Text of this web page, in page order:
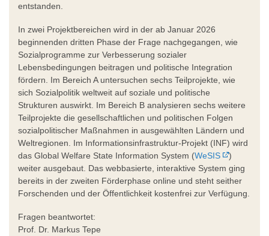
entstanden.
In zwei Projektbereichen wird in der ab Januar 2026
beginnenden dritten Phase der Frage nachgegangen, wie
Sozialprogramme zur Verbesserung sozialer
Lebensbedingungen beitragen und politische Integration
fördern. Im Bereich A untersuchen sechs Teilprojekte, wie
sich Sozialpolitik weltweit auf soziale und politische
Strukturen auswirkt. Im Bereich B analysieren sechs weitere
Teilprojekte die gesellschaftlichen und politischen Folgen
sozialpolitischer Maßnahmen in ausgewählten Ländern und
Weltregionen. Im Informationsinfrastruktur-Projekt (INF) wird
das Global Welfare State Information System (WeSIS
)
weiter ausgebaut. Das webbasierte, interaktive System ging
bereits in der zweiten Förderphase online und steht seither
Forschenden und der Öffentlichkeit kostenfrei zur Verfügung.
Fragen beantwortet:
Prof. Dr. Markus Tepe